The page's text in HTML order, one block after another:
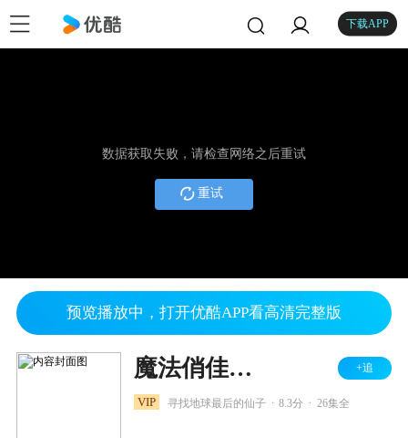
下载APP
数据获取失败，请检查网络之后重试
重试
预览播放中，打开优酷APP看高清完整版
魔法俏佳人 第四季 +追
VIP 寻找地球最后的仙子 8.3分 26集全